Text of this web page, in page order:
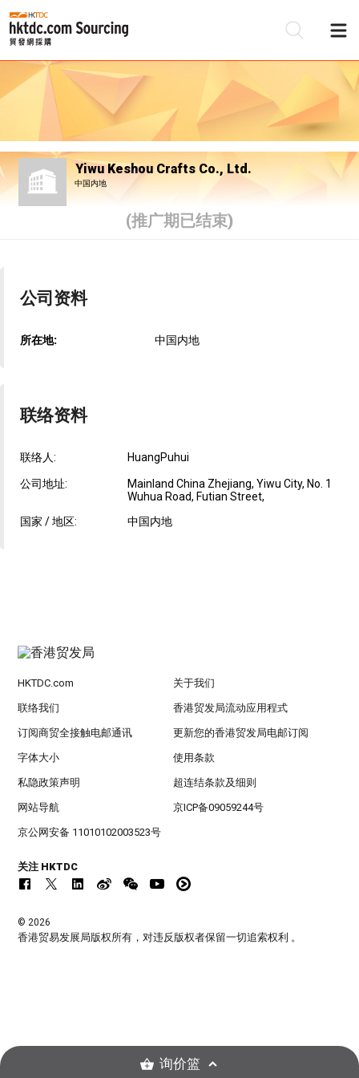
Yiwu Keshou Crafts Co., Ltd.
中国内地
(推广期已结束)
公司资料
所在地: 中国内地
联络资料
联络人: HuangPuhui
公司地址:
Mainland China Zhejiang, Yiwu City, No. 1
Wuhua Road, Futian Street,
国家 / 地区:
中国内地
HKTDC.com 关于我们
联络我们 香港贸发局流动应用程式
订阅商贸全接触电邮通讯 更新您的香港贸发局电邮订阅
字体大小 使用条款
私隐政策声明 超连结条款及细则
网站导航 京ICP备09059244号
京公网安备 11010102003523号
关注 HKTDC
© 2026
香港贸易发展局版权所有，对违反版权者保留一切追索权利 。
询价篮